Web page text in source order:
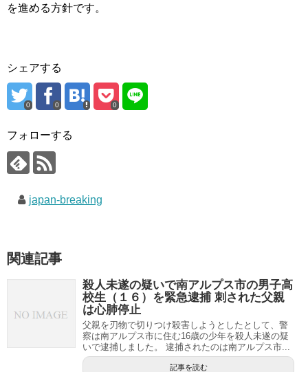
を進める方針です。
シェアする
0 0 0
フォローする
japan-breaking
関連記事
殺人未遂の疑いで南アルプス市の男子高
校生（１６）を緊急逮捕 刺された父親
は心肺停止
父親を刃物で切りつけ殺害しようとしたとして、警
察は南アルプス市に住む16歳の少年を殺人未遂の疑
いで逮捕しました。 逮捕されたのは南アルプス市...
記事を読む